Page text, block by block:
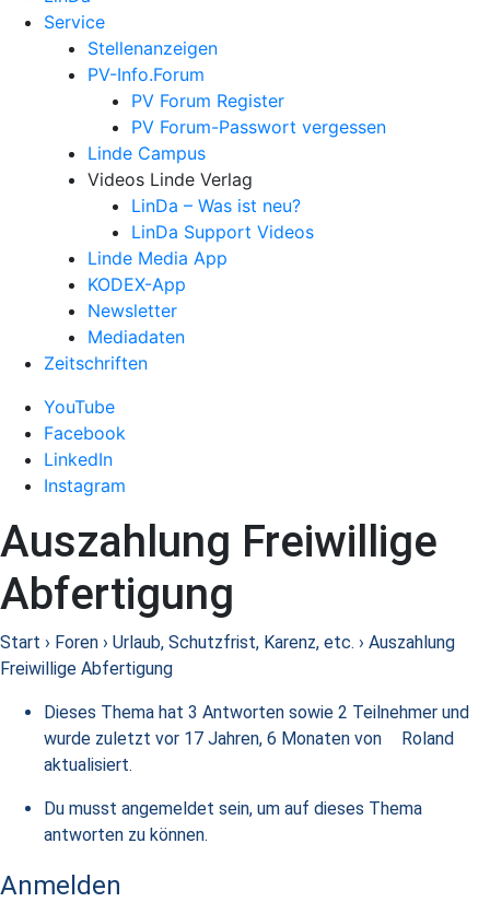
Service
Stellenanzeigen
PV-Info.Forum
PV Forum Register
PV Forum-Passwort vergessen
Linde Campus
Videos Linde Verlag
LinDa – Was ist neu?
LinDa Support Videos
Linde Media App
KODEX-App
Newsletter
Mediadaten
Zeitschriften
YouTube
Facebook
LinkedIn
Instagram
Auszahlung Freiwillige
Abfertigung
Start › Foren › Urlaub, Schutzfrist, Karenz, etc. › Auszahlung
Freiwillige Abfertigung
Dieses Thema hat 3 Antworten sowie 2 Teilnehmer und
wurde zuletzt vor 17 Jahren, 6 Monaten von
Roland
aktualisiert.
Du musst angemeldet sein, um auf dieses Thema
antworten zu können.
Anmelden